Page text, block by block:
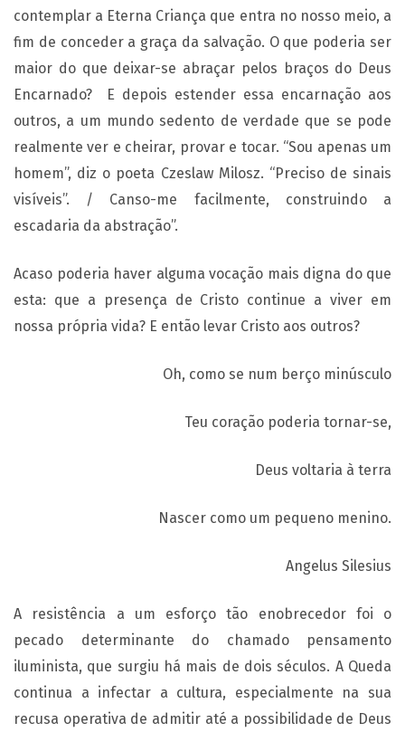
contemplar a Eterna Criança que entra no nosso meio, a
fim de conceder a graça da salvação. O que poderia ser
maior do que deixar-se abraçar pelos braços do Deus
Encarnado? E depois estender essa encarnação aos
outros, a um mundo sedento de verdade que se pode
realmente ver e cheirar, provar e tocar. “Sou apenas um
homem”, diz o poeta Czeslaw Milosz. “Preciso de sinais
visíveis”. / Canso-me facilmente, construindo a
escadaria da abstração”.
Acaso poderia haver alguma vocação mais digna do que
esta: que a presença de Cristo continue a viver em
nossa própria vida? E então levar Cristo aos outros?
Oh, como se num berço minúsculo
Teu coração poderia tornar-se,
Deus voltaria à terra
Nascer como um pequeno menino.
Angelus Silesius
A resistência a um esforço tão enobrecedor foi o
pecado determinante do chamado pensamento
iluminista, que surgiu há mais de dois séculos. A Queda
continua a infectar a cultura, especialmente na sua
recusa operativa de admitir até a possibilidade de Deus